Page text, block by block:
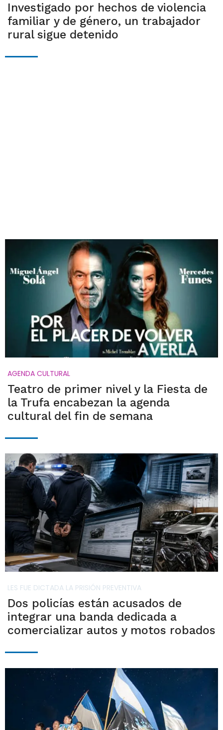
Investigado por hechos de violencia
familiar y de género, un trabajador
rural sigue detenido
AGENDA CULTURAL
Teatro de primer nivel y la Fiesta de
la Trufa encabezan la agenda
cultural del fin de semana
LES FUE DICTADA LA PRISIÓN PREVENTIVA
Dos policías están acusados de
integrar una banda dedicada a
comercializar autos y motos robados